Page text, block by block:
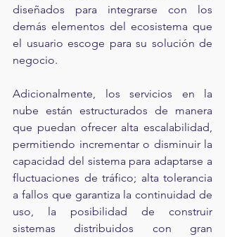
diseñados para integrarse con los
demás elementos del ecosistema que
el usuario escoge para su solución de
negocio.
Adicionalmente, los servicios en la
nube están estructurados de manera
que puedan ofrecer alta escalabilidad,
permitiendo incrementar o disminuir la
capacidad del sistema para adaptarse a
fluctuaciones de tráfico; alta tolerancia
a fallos que garantiza la continuidad de
uso, la posibilidad de construir
sistemas distribuidos con gran